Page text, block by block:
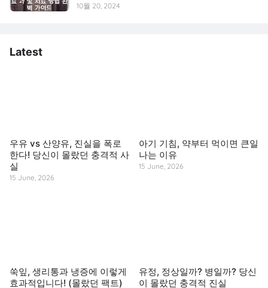
10월 20, 2024
Latest
우유 vs 산양유, 진실을 폭로
한다! 당신이 몰랐던 충격적 사
실
15 June, 2026
아기 기침, 약부터 먹이면 큰일
나는 이유
15 June, 2026
쑥잎, 생리통과 냉증에 이렇게
효과적입니다! (몰랐던 팩트)
유정, 정상일까? 병일까? 당신
이 몰랐던 충격적 진실